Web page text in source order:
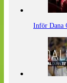
Inför Dana